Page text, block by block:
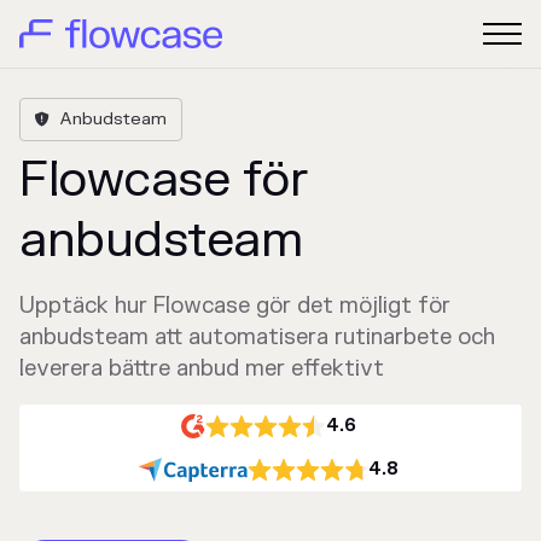
 Anbudsteam
Flowcase för
anbudsteam
Upptäck hur Flowcase gör det möjligt för
anbudsteam att automatisera rutinarbete och
leverera bättre anbud mer effektivt
4.6
4.8